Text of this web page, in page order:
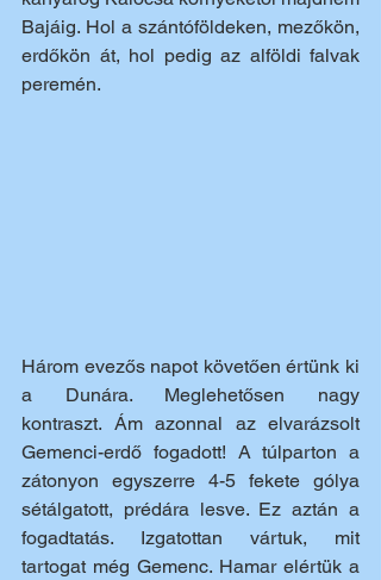
Bajáig. Hol a szántóföldeken, mezőkön,
erdőkön át, hol pedig az alföldi falvak
peremén.
Három evezős napot követően értünk ki
a Dunára. Meglehetősen nagy
kontraszt. Ám azonnal az elvarázsolt
Gemenci-erdő fogadott! A túlparton a
zátonyon egyszerre 4-5 fekete gólya
sétálgatott, prédára lesve. Ez aztán a
fogadtatás. Izgatottan vártuk, mit
tartogat még Gemenc. Hamar elértük a